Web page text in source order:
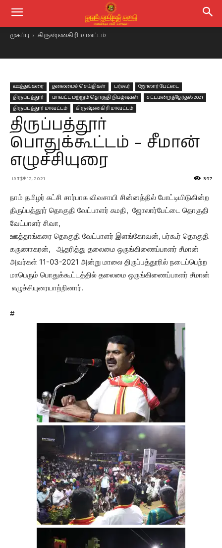
முகப்பு கிருஷ்ணகிரி மாவட்டம்
ஊத்தங்கரை தலைமைச் செய்திகள் பர்கூர்
ஜோலார் பேட்டை
திருப்பத்தூர்
மாவட்ட மற்றும் தொகுதி நிகழ்வுகள்
சட்டமன்றத்தேர்தல் 2021
திருப்பத்தூர் மாவட்டம்
கிருஷ்ணகிரி மாவட்டம்
திருப்பத்தூர்
பொதுக்கூட்டம் – சீமான்
எழுச்சியுரை
மார்ச் 12, 2021 397
நாம் தமிழர் கட்சி சார்பாக விவசாயி சின்னத்தில் போட்டியிடுகின்ற
திருப்பத்தூர் தொகுதி வேட்பாளர் சுமதி, ஜோலார்பேட்டை தொகுதி
வேட்பாளர் சிவா,
ஊத்தாங்கரை தொகுதி வேட்பாளர் இளங்கோவன், பர்கூர் தொகுதி
கருணாகரன், ஆதரித்து தலைமை ஒருங்கிணைப்பாளர் சீமான்
அவர்கள் 11-03-2021 அன்று மாலை திருப்பத்தூரில் நடைப்பெற்ற
மாபெரும் பொதுக்கூட்டத்தில் தலைமை ஒருங்கிணைப்பாளர் சீமான்
எழுச்சியுரையாற்றினார்.
#